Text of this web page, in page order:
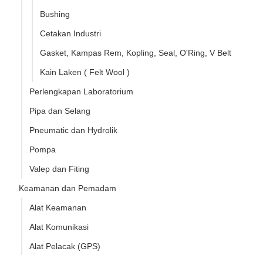
Bushing
Cetakan Industri
Gasket, Kampas Rem, Kopling, Seal, O'Ring, V Belt
Kain Laken ( Felt Wool )
Perlengkapan Laboratorium
Pipa dan Selang
Pneumatic dan Hydrolik
Pompa
Valep dan Fiting
Keamanan dan Pemadam
Alat Keamanan
Alat Komunikasi
Alat Pelacak (GPS)